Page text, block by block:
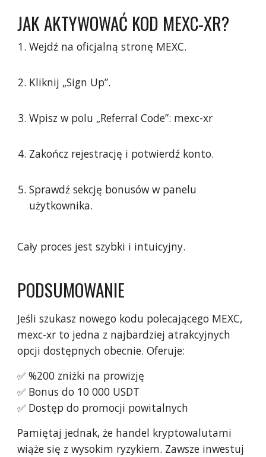
JAK AKTYWOWAĆ KOD MEXC-XR?
Wejdź na oficjalną stronę MEXC.
Kliknij „Sign Up”.
Wpisz w polu „Referral Code”: mexc-xr
Zakończ rejestrację i potwierdź konto.
Sprawdź sekcję bonusów w panelu
użytkownika.
Cały proces jest szybki i intuicyjny.
PODSUMOWANIE
Jeśli szukasz nowego kodu polecającego MEXC,
mexc-xr to jedna z najbardziej atrakcyjnych
opcji dostępnych obecnie. Oferuje:
✅ %200 zniżki na prowizję
✅ Bonus do 10 000 USDT
✅ Dostęp do promocji powitalnych
Pamiętaj jednak, że handel kryptowalutami
wiąże się z wysokim ryzykiem. Zawsze inwestuj